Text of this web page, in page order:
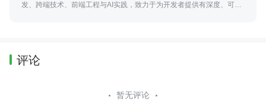
发、跨端技术、前端工程与AI实践，致力于为开发者提供有深度、可落
评论
暂无评论